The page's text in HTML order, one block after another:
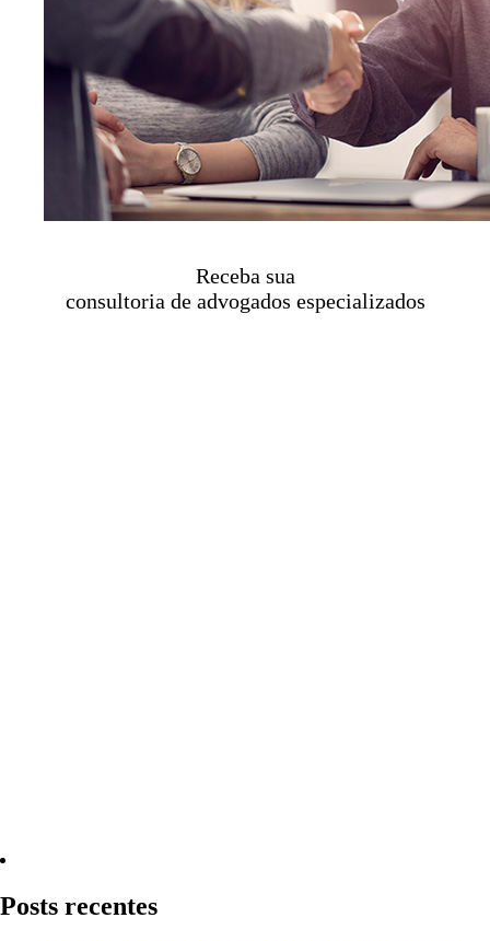
Receba sua
consultoria de advogados especializados
Posts recentes